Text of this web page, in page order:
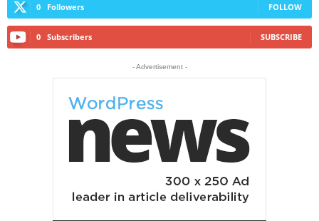
0 Followers FOLLOW
0 Subscribers SUBSCRIBE
- Advertisement -